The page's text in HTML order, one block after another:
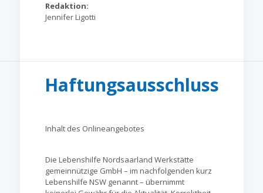
Redaktion:
Jennifer Ligotti
Haftungsausschluss
Inhalt des Onlineangebotes
Die Lebenshilfe Nordsaarland Werkstätte
gemeinnützige GmbH – im nachfolgenden kurz
Lebenshilfe NSW genannt – übernimmt